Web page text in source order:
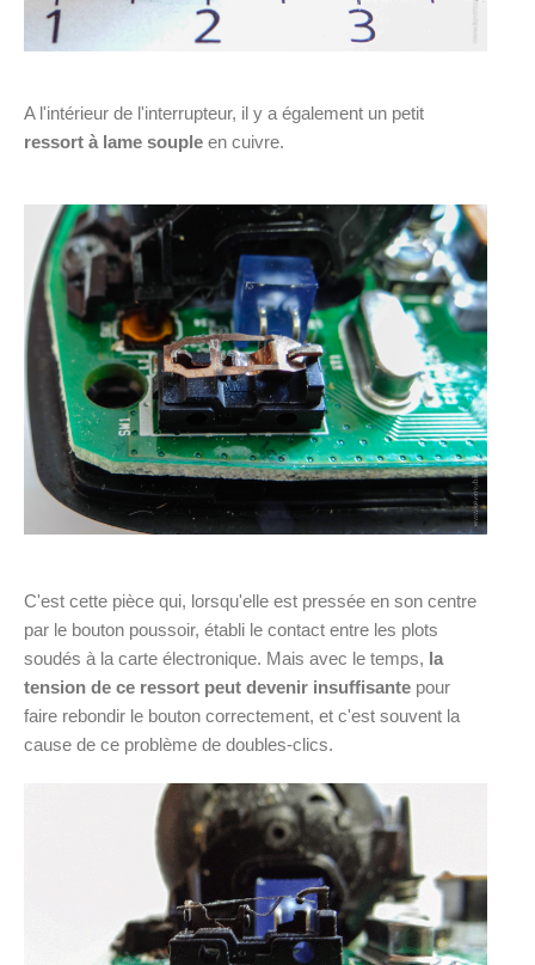
A l'intérieur de l'interrupteur, il y a également un petit
ressort à lame souple en cuivre.
C'est cette pièce qui, lorsqu'elle est pressée en son centre
par le bouton poussoir, établi le contact entre les plots
soudés à la carte électronique. Mais avec le temps, la
tension de ce ressort peut devenir insuffisante pour
faire rebondir le bouton correctement, et c'est souvent la
cause de ce problème de doubles-clics.